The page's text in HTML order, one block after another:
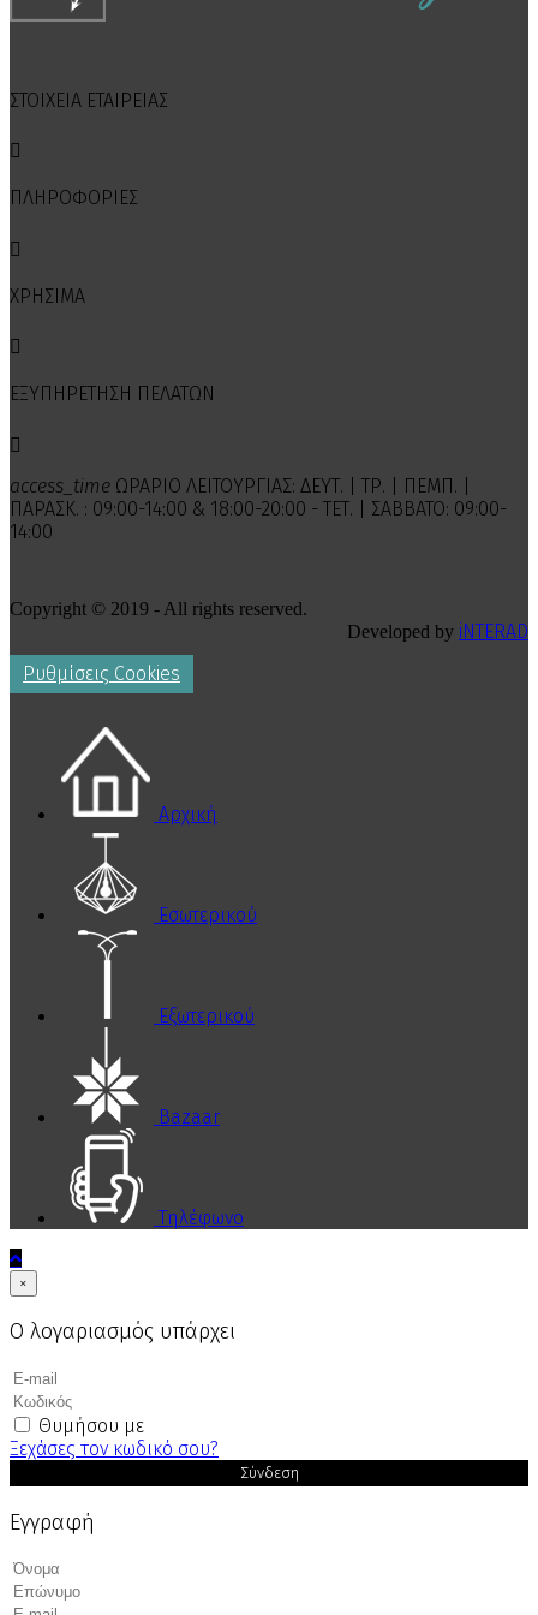
ΣΤΟΙΧΕΙΑ ΕΤΑΙΡΕΙΑΣ

ΠΛΗΡΟΦΟΡΙΕΣ

ΧΡΗΣΙΜΑ

ΕΞΥΠΗΡΕΤΗΣΗ ΠΕΛΑΤΩΝ

access_time ΩΡΑΡΙΟ ΛΕΙΤΟΥΡΓΙΑΣ: ΔΕΥΤ. | ΤΡ. | ΠΕΜΠ. |
ΠΑΡΑΣΚ. : 09:00-14:00 & 18:00-20:00 - ΤΕΤ. | ΣΑΒΒΑΤΟ: 09:00-
14:00
Copyright © 2019 - All rights reserved.
Developed by iNTERAD
Ρυθμίσεις Cookies
Αρχική
Εσωτερικού
Εξωτερικού
Bazaar
Τηλέφωνο
×
Ο λογαριασμός υπάρχει
Θυμήσου με
Ξεχάσες τον κωδικό σου?
Σύνδεση
Εγγραφή